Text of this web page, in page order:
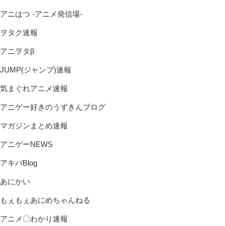
アニはつ -アニメ発信場-
ヲタク速報
アニヲタβ
JUMP(ジャンプ)速報
気まぐれアニメ速報
アニゲー好きのうずきんブログ
マガジンまとめ速報
アニゲーNEWS
アキバBlog
あにかい
もぇもぇあにめちゃんねる
アニメ〇わかり速報